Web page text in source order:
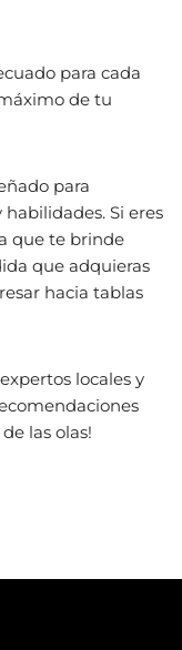
para cada
de tu
para
Si eres
que te brinde
que adquieras
hacia tablas
locales y
las olas!